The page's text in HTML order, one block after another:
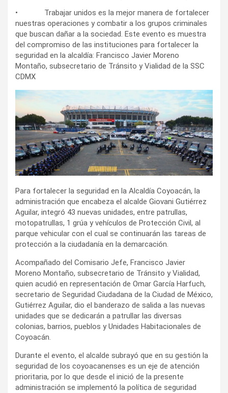
• Trabajar unidos es la mejor manera de fortalecer
nuestras operaciones y combatir a los grupos criminales
que buscan dañar a la sociedad. Este evento es muestra
del compromiso de las instituciones para fortalecer la
seguridad en la alcaldía: Francisco Javier Moreno
Montaño, subsecretario de Tránsito y Vialidad de la SSC
CDMX
Para fortalecer la seguridad en la Alcaldía Coyoacán, la
administración que encabeza el alcalde Giovani Gutiérrez
Aguilar, integró 43 nuevas unidades, entre patrullas,
motopatrullas, 1 grúa y vehículos de Protección Civil, al
parque vehicular con el cual se continuarán las tareas de
protección a la ciudadanía en la demarcación.
Acompañado del Comisario Jefe, Francisco Javier
Moreno Montaño, subsecretario de Tránsito y Vialidad,
quien acudió en representación de Omar García Harfuch,
secretario de Seguridad Ciudadana de la Ciudad de México,
Gutiérrez Aguilar, dio el banderazo de salida a las nuevas
unidades que se dedicarán a patrullar las diversas
colonias, barrios, pueblos y Unidades Habitacionales de
Coyoacán.
Durante el evento, el alcalde subrayó que en su gestión la
seguridad de los coyoacanenses es un eje de atención
prioritaria, por lo que desde el inició de la presente
administración se implementó la política de seguridad